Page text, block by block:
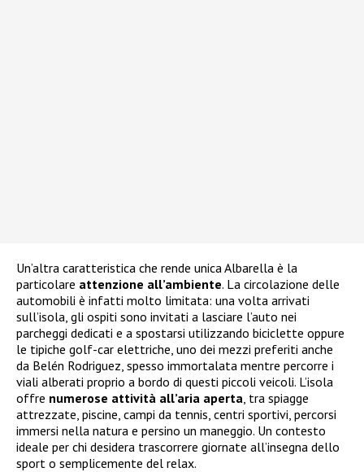
Un’altra caratteristica che rende unica Albarella è la
particolare attenzione all’ambiente. La circolazione delle
automobili è infatti molto limitata: una volta arrivati
sull’isola, gli ospiti sono invitati a lasciare l’auto nei
parcheggi dedicati e a spostarsi utilizzando biciclette oppure
le tipiche golf-car elettriche, uno dei mezzi preferiti anche
da Belén Rodriguez, spesso immortalata mentre percorre i
viali alberati proprio a bordo di questi piccoli veicoli. L’isola
offre numerose attività all’aria aperta , tra spiagge
attrezzate, piscine, campi da tennis, centri sportivi, percorsi
immersi nella natura e persino un maneggio. Un contesto
ideale per chi desidera trascorrere giornate all’insegna dello
sport o semplicemente del relax.